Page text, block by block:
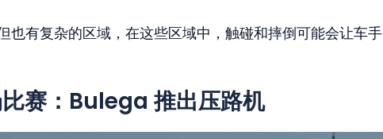
也有复杂的区域，在这些区域中，触碰和摔倒可能会让车手
赛：Bulega 推出压路机